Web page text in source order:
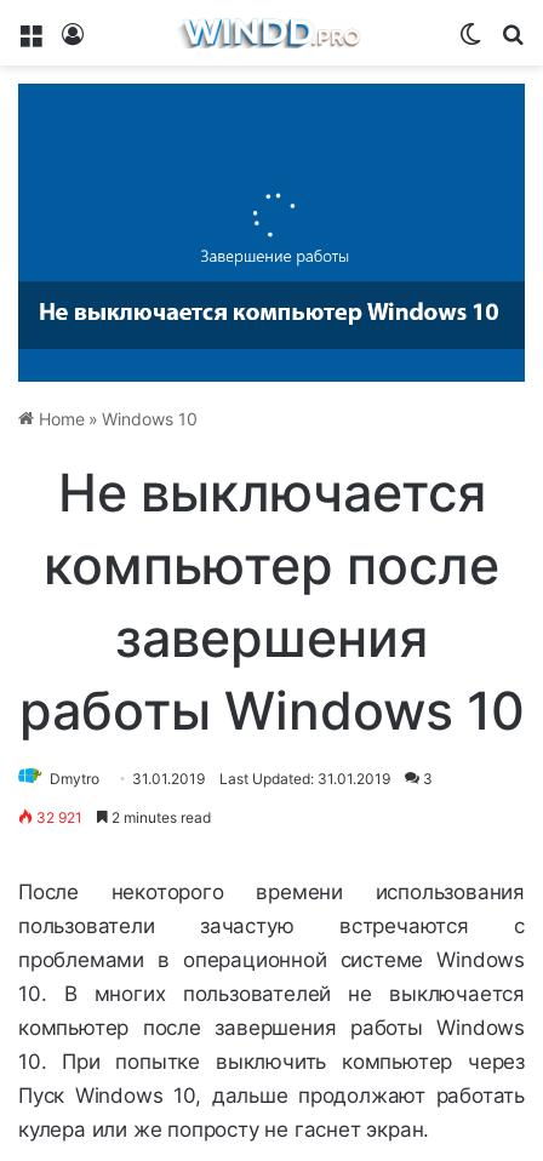
Menu
Home » Windows 10
Не выключается
компьютер после
завершения
работы Windows 10
Dmytro 31.01.2019 Last Updated: 31.01.2019 3
32 921 2 minutes read
После некоторого времени использования
пользователи зачастую встречаются с
проблемами в операционной системе Windows
10. В многих пользователей не выключается
компьютер после завершения работы Windows
10. При попытке выключить компьютер через
Пуск Windows 10, дальше продолжают работать
кулера или же попросту не гаснет экран.